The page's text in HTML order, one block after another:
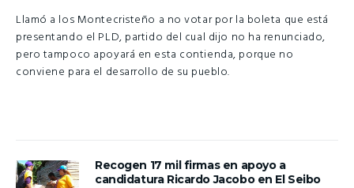
Llamó a los Montecristeño a no votar por la boleta que está
presentando el PLD, partido del cual dijo no ha renunciado,
pero tampoco apoyará en esta contienda, porque no
conviene para el desarrollo de su pueblo.
Recogen 17 mil firmas en apoyo a
candidatura Ricardo Jacobo en El Seibo